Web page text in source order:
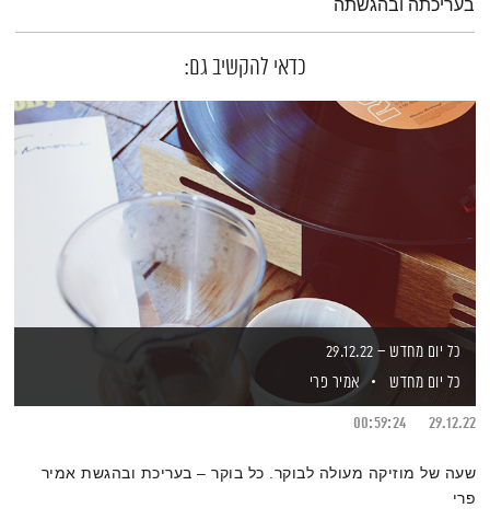
בעריכתה ובהגשתה
כדאי להקשיב גם:
כל יום מחדש – 29.12.22
כל יום מחדש
אמיר פרי
29.12.22
00:59:24
שעה של מוזיקה מעולה לבוקר. כל בוקר – בעריכת ובהגשת אמיר
פרי